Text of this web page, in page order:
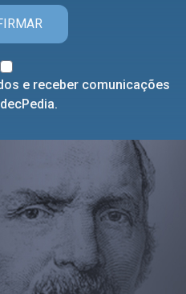
e receber comunicações